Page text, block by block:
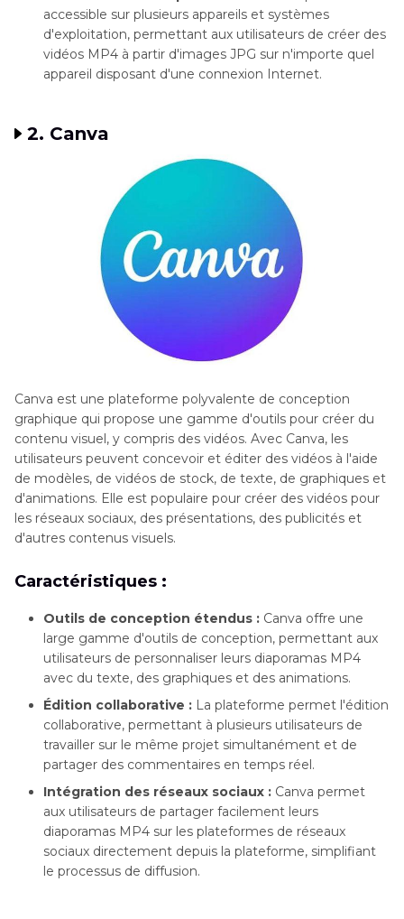
accessible sur plusieurs appareils et systèmes
d'exploitation, permettant aux utilisateurs de créer des
vidéos MP4 à partir d'images JPG sur n'importe quel
appareil disposant d'une connexion Internet.
2. Canva
Canva est une plateforme polyvalente de conception
graphique qui propose une gamme d'outils pour créer du
contenu visuel, y compris des vidéos. Avec Canva, les
utilisateurs peuvent concevoir et éditer des vidéos à l'aide
de modèles, de vidéos de stock, de texte, de graphiques et
d'animations. Elle est populaire pour créer des vidéos pour
les réseaux sociaux, des présentations, des publicités et
d'autres contenus visuels.
Caractéristiques :
Outils de conception étendus : Canva offre une
large gamme d'outils de conception, permettant aux
utilisateurs de personnaliser leurs diaporamas MP4
avec du texte, des graphiques et des animations.
Édition collaborative : La plateforme permet l'édition
collaborative, permettant à plusieurs utilisateurs de
travailler sur le même projet simultanément et de
partager des commentaires en temps réel.
Intégration des réseaux sociaux : Canva permet
aux utilisateurs de partager facilement leurs
diaporamas MP4 sur les plateformes de réseaux
sociaux directement depuis la plateforme, simplifiant
le processus de diffusion.